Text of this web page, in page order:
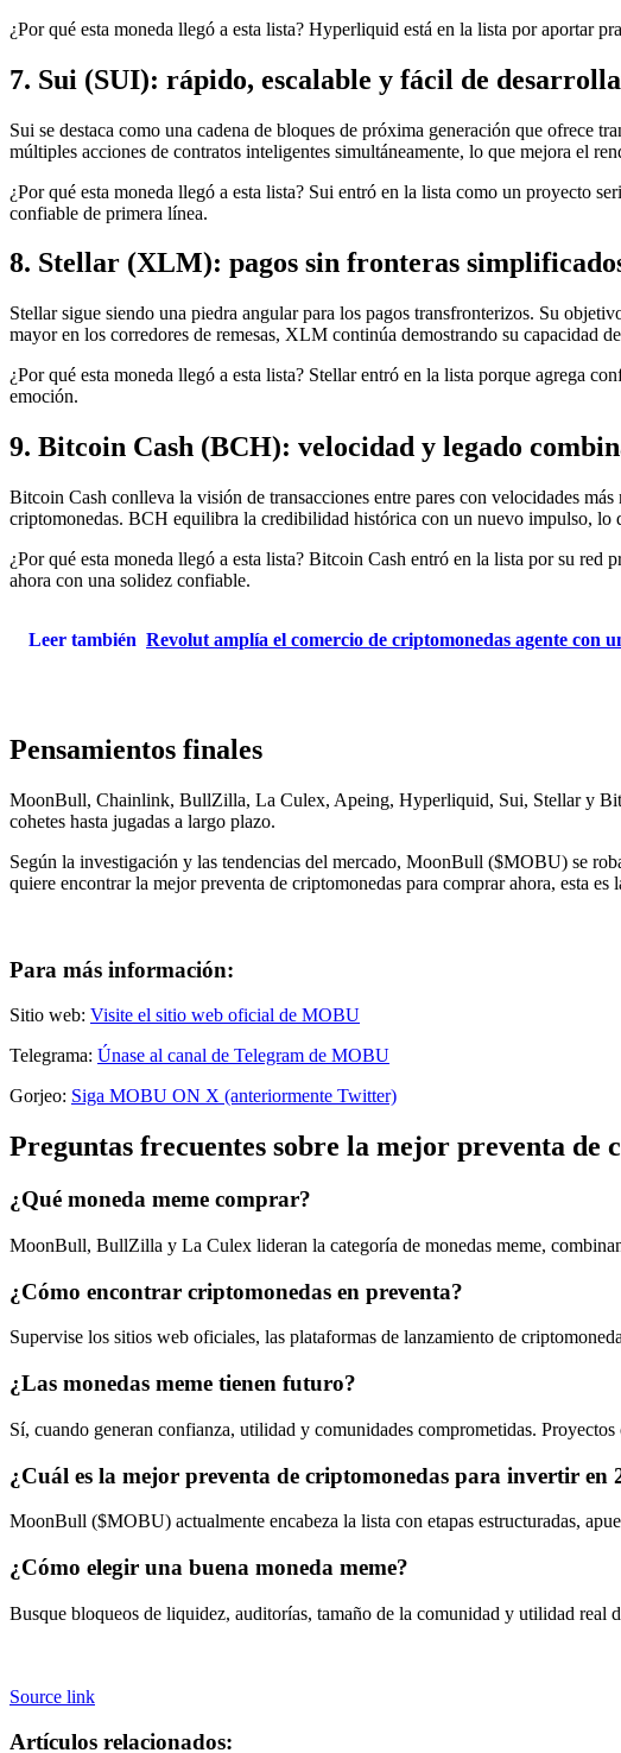
¿Por qué esta moneda llegó a esta lista? Hyperliquid está en la lista por aportar
7. Sui (SUI): rápido, escalable y fácil de
Sui se destaca como una cadena de bloques de próxima generación que ofrece
múltiples acciones de contratos inteligentes simultáneamente, lo que mejora el
¿Por qué esta moneda llegó a esta lista? Sui entró en la lista como un proyecto
confiable de primera línea.
8. Stellar (XLM): pagos sin fronteras
Stellar sigue siendo una piedra angular para los pagos transfronterizos. Su
mayor en los corredores de remesas, XLM continúa demostrando su capacidad
¿Por qué esta moneda llegó a esta lista? Stellar entró en la lista porque agrega
emoción.
9. Bitcoin Cash (BCH): velocidad y legado
Bitcoin Cash conlleva la visión de transacciones entre pares con velocidades
criptomonedas. BCH equilibra la credibilidad histórica con un nuevo impulso, lo
¿Por qué esta moneda llegó a esta lista? Bitcoin Cash entró en la lista por su
ahora con una solidez confiable.
Leer también Revolut amplía el comercio de criptomonedas agente con
Pensamientos finales
MoonBull, Chainlink, BullZilla, La Culex, Apeing, Hyperliquid, Sui, Stellar y
cohetes hasta jugadas a largo plazo.
Según la investigación y las tendencias del mercado, MoonBull ($MOBU) se
quiere encontrar la mejor preventa de criptomonedas para comprar ahora, esta
Para más información:
Sitio web: Visite el sitio web oficial de MOBU
Telegrama: Únase al canal de Telegram de MOBU
Gorjeo: Siga MOBU ON X (anteriormente Twitter)
Preguntas frecuentes sobre la mejor preventa
¿Qué moneda meme comprar?
MoonBull, BullZilla y La Culex lideran la categoría de monedas meme,
¿Cómo encontrar criptomonedas en preventa?
Supervise los sitios web oficiales, las plataformas de lanzamiento de
¿Las monedas meme tienen futuro?
Sí, cuando generan confianza, utilidad y comunidades comprometidas.
¿Cuál es la mejor preventa de criptomonedas para invertir en
MoonBull ($MOBU) actualmente encabeza la lista con etapas estructuradas,
¿Cómo elegir una buena moneda meme?
Busque bloqueos de liquidez, auditorías, tamaño de la comunidad y utilidad real
Source link
Artículos relacionados: